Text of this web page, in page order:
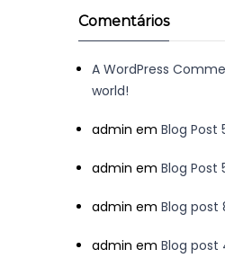
Comentários
A WordPress
world!
admin em Blog Post
admin em Blog Post
admin em Blog post
admin em Blog post